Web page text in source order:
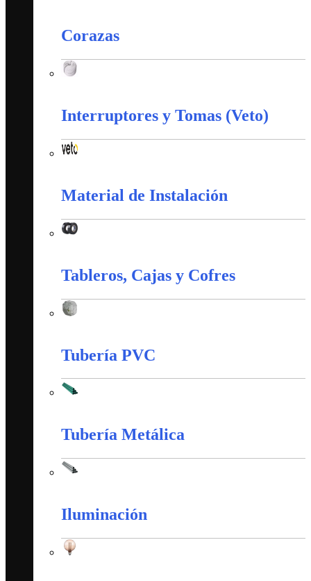
Corazas
Interruptores y Tomas (Veto)
Material de Instalación
Tableros, Cajas y Cofres
Tubería PVC
Tubería Metálica
Iluminación